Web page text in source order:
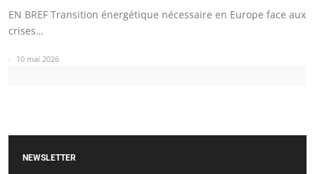
EN BREF Transition énergétique nécessaire en Europe face aux
crises…
10 mai 2026
NEWSLETTER